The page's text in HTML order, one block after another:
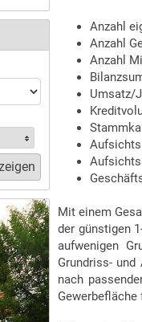
Anzahl
Anzahl
Anzahl
Umsatz/
Mit einem
der günstigen
aufwenigen
Grundriss-
nach